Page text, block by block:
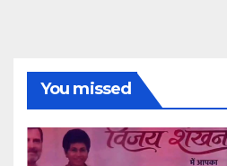
You missed